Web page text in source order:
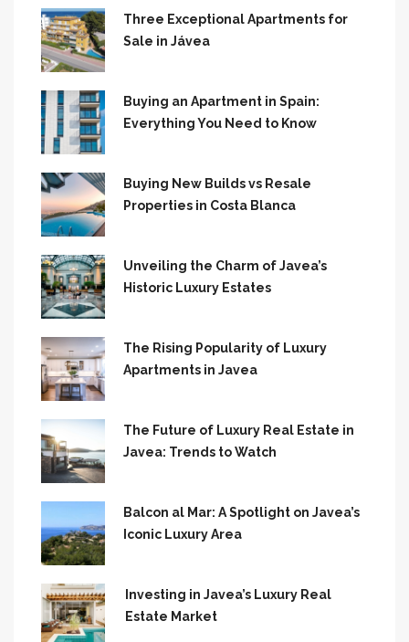
Three Exceptional Apartments for
Sale in Jávea
Buying an Apartment in Spain:
Everything You Need to Know
Buying New Builds vs Resale
Properties in Costa Blanca
Unveiling the Charm of Javea’s
Historic Luxury Estates
The Rising Popularity of Luxury
Apartments in Javea
The Future of Luxury Real Estate in
Javea: Trends to Watch
Balcon al Mar: A Spotlight on Javea’s
Iconic Luxury Area
Investing in Javea’s Luxury Real
Estate Market